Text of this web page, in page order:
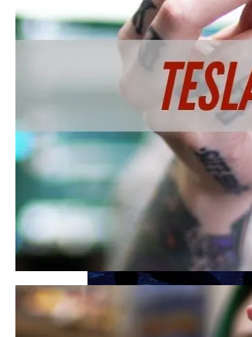
Врачи Рассказали, Кому
Женщине, Подкупавшей
Симоненко Пытается Снять
Названы Автомобили,